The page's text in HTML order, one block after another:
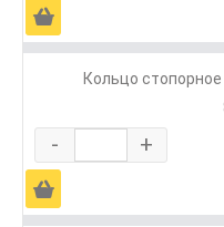
Ä
Кольцо
- +
Ä